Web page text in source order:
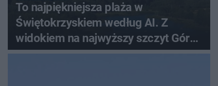
To najpiękniejsza plaża w
Świętokrzyskiem według AI. Z
widokiem na najwyższy szczyt Gór
Świętokrzyskich